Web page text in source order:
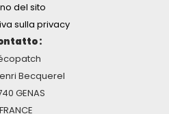
del sito
sulla privacy
:
Becquerel
GENAS
FRANCE